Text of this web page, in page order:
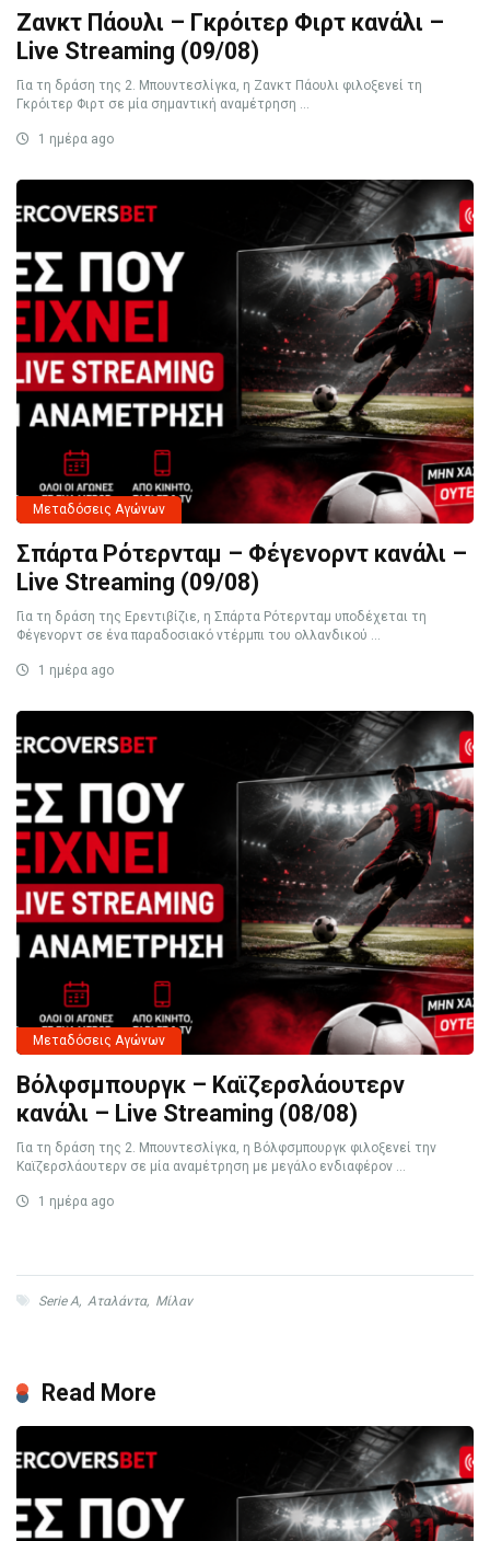
Ζανκτ Πάουλι – Γκρόιτερ Φιρτ κανάλι –
Live Streaming (09/08)
Για τη δράση της 2. Μπουντεσλίγκα, η Ζανκτ Πάουλι φιλοξενεί τη
Γκρόιτερ Φιρτ σε μία σημαντική αναμέτρηση ...
1 ημέρα ago
Μεταδόσεις Αγώνων
Σπάρτα Ρότερνταμ – Φέγενορντ κανάλι –
Live Streaming (09/08)
Για τη δράση της Ερεντιβίζιε, η Σπάρτα Ρότερνταμ υποδέχεται τη
Φέγενορντ σε ένα παραδοσιακό ντέρμπι του ολλανδικού ...
1 ημέρα ago
Μεταδόσεις Αγώνων
Βόλφσμπουργκ – Καϊζερσλάουτερν
κανάλι – Live Streaming (08/08)
Για τη δράση της 2. Μπουντεσλίγκα, η Βόλφσμπουργκ φιλοξενεί την
Καϊζερσλάουτερν σε μία αναμέτρηση με μεγάλο ενδιαφέρον ...
1 ημέρα ago
Serie A, Αταλάντα, Μίλαν
Read More